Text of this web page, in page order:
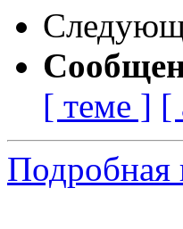
[ теме ] [
Подробная